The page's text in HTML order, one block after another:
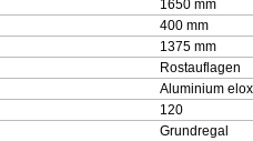
1650 mm
400 mm
1375 mm
Rostauflagen
Aluminium
120
Grundregal